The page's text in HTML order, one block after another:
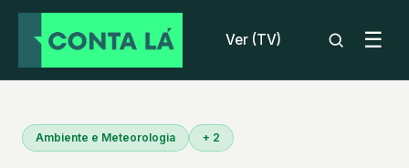
Ver (TV) ☰
Ambiente e Meteorologia + 2